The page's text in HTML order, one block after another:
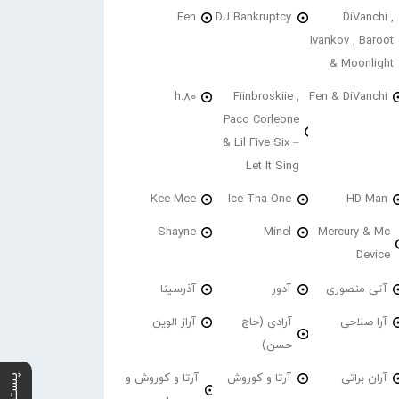
DiVanchi ,
Ivankov , Baroot
& Moonlight
DJ Bankruptcy
Fen
Fen & DiVanchi
Fiinbroskiie ,
Paco Corleone
& Lil Five Six –
Let It Sing
h.80
HD Man
Ice Tha One
Kee Mee
Mercury & Mc
Device
Minel
Shayne
آتی منصوری آدور آذرسینا
آرا صلاحی
آرادی (حاج
حسن)
آراز الوین
آران براتی آرتا و کوروش
آرتا و کوروش و